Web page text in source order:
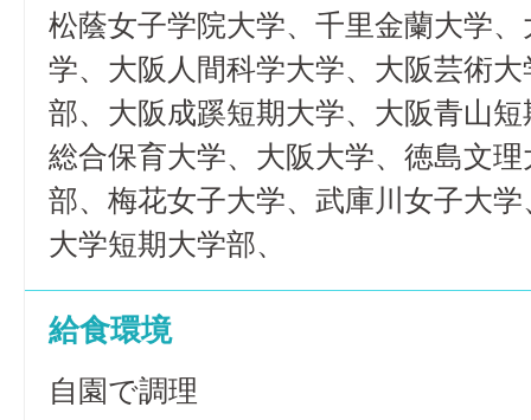
松蔭女子学院大学、千里金蘭大学
学、大阪人間科学大学、大阪芸術
部、大阪成蹊短期大学、大阪青山
総合保育大学、大阪大学、徳島文
部、梅花女子大学、武庫川女子大
大学短期大学部、
給食環境
自園で調理